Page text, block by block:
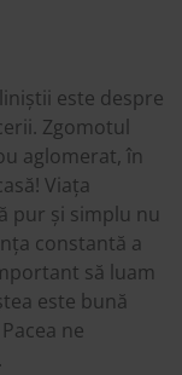
este despre
Zgomotul
aglomerat, în
Viața
pur și simplu nu
constantă a
să luam
este bună
ne